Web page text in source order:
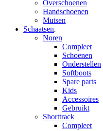
Overschoenen
Handschoenen
Mutsen
Schaatsen.
Noren
Compleet
Schoenen
Onderstellen
Softboots
Spare parts
Kids
Accessoires
Gebruikt
Shorttrack
Compleet